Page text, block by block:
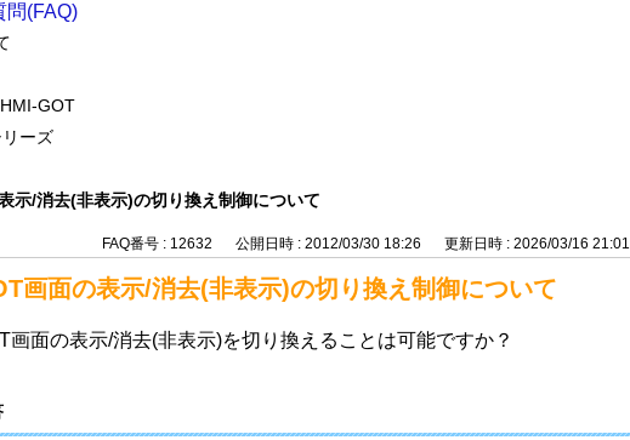
問(FAQ)
GOT
ーズ
示/消去(非表示)の切り換え制御について
FAQ番号 : 12632 公開日時 : 2012/03/30 18:26 更新日時 : 2026/03/16 21:01
画面の表示/消去(非表示)の切り換え制御について
画面の表示/消去(非表示)を切り換えることは可能ですか？